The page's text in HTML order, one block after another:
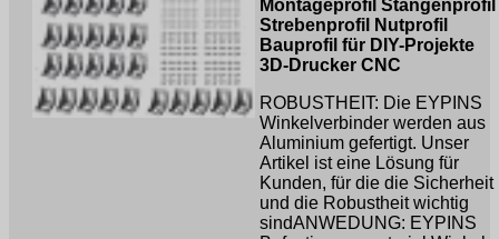
Montageprofil Stangenprofil
Strebenprofil Nutprofil
Bauprofil für DIY-Projekte
3D-Drucker CNC
ROBUSTHEIT: Die EYPINS
Winkelverbinder werden aus
Aluminium gefertigt. Unser
Artikel ist eine Lösung für
Kunden, für die die Sicherheit
und die Robustheit wichtig
sindANWEDUNG: EYPINS